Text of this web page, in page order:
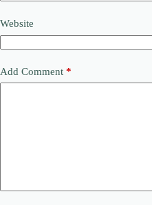
Website
Add Comment *